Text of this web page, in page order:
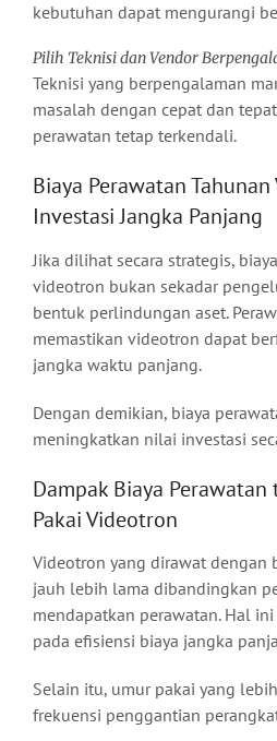
kebutuhan dapat mengurangi
Pilih Teknisi dan Vendor
Teknisi yang berpengalaman
masalah dengan cepat dan
perawatan tetap terkendali.
Biaya Perawatan
Investasi Jangka Panjang
Jika dilihat secara strategis,
videotron bukan sekadar
bentuk perlindungan aset.
memastikan videotron dapat
jangka waktu panjang.
Dengan demikian, biaya
meningkatkan nilai investasi
Dampak Biaya
Pakai Videotron
Videotron yang dirawat dengan
jauh lebih lama dibandingkan
mendapatkan perawatan. Hal
pada efisiensi biaya jangka
Selain itu, umur pakai yang
frekuensi penggantian